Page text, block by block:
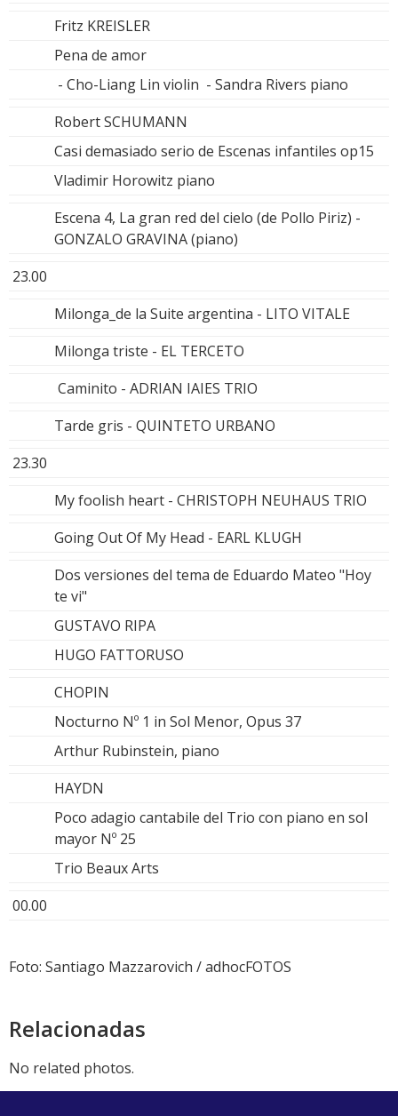
Fritz KREISLER
Pena de amor
- Cho-Liang Lin violin - Sandra Rivers piano
Robert SCHUMANN
Casi demasiado serio de Escenas infantiles op15
Vladimir Horowitz piano
Escena 4, La gran red del cielo (de Pollo Piriz) -
GONZALO GRAVINA (piano)
23.00
Milonga_de la Suite argentina - LITO VITALE
Milonga triste - EL TERCETO
Caminito - ADRIAN IAIES TRIO
Tarde gris - QUINTETO URBANO
23.30
My foolish heart - CHRISTOPH NEUHAUS TRIO
Going Out Of My Head - EARL KLUGH
Dos versiones del tema de Eduardo Mateo "Hoy
te vi"
GUSTAVO RIPA
HUGO FATTORUSO
CHOPIN
Nocturno Nº 1 in Sol Menor, Opus 37
Arthur Rubinstein, piano
HAYDN
Poco adagio cantabile del Trio con piano en sol
mayor Nº 25
Trio Beaux Arts
00.00
Foto: Santiago Mazzarovich / adhocFOTOS
Relacionadas
No related photos.